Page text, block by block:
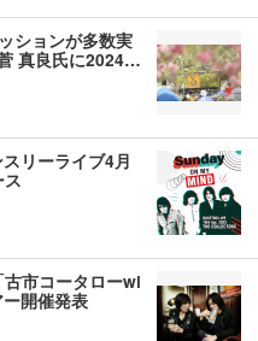
ションが多数実
真良氏に2024…
リーライブ4月
市コータローwi
開催発表